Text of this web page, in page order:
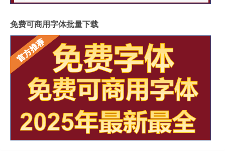
免费可商用字体批量下载